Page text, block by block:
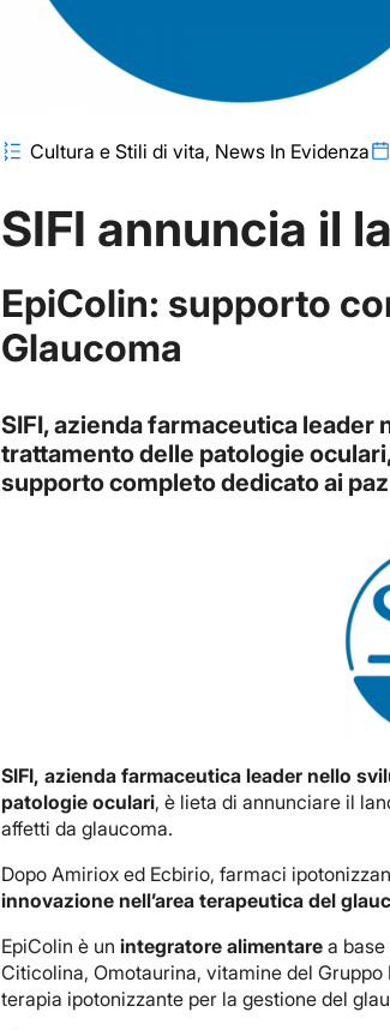
Cultura e Stili di vita News In Evidenza
SIFI annuncia il
EpiColin: supporto
Glaucoma
SIFI, azienda farmaceutica
trattamento delle patologie
supporto completo dedicato ai
SIFI, azienda farmaceutica leader nello
patologie oculari, è lieta di annunciare il
affetti da glaucoma.
Dopo Amiriox ed Ecbirio, farmaci
innovazione nell’area terapeutica del
EpiColin è unintegratore alimentare a
Citicolina, Omotaurina, vitamine del
terapia ipotonizzante per la gestione del